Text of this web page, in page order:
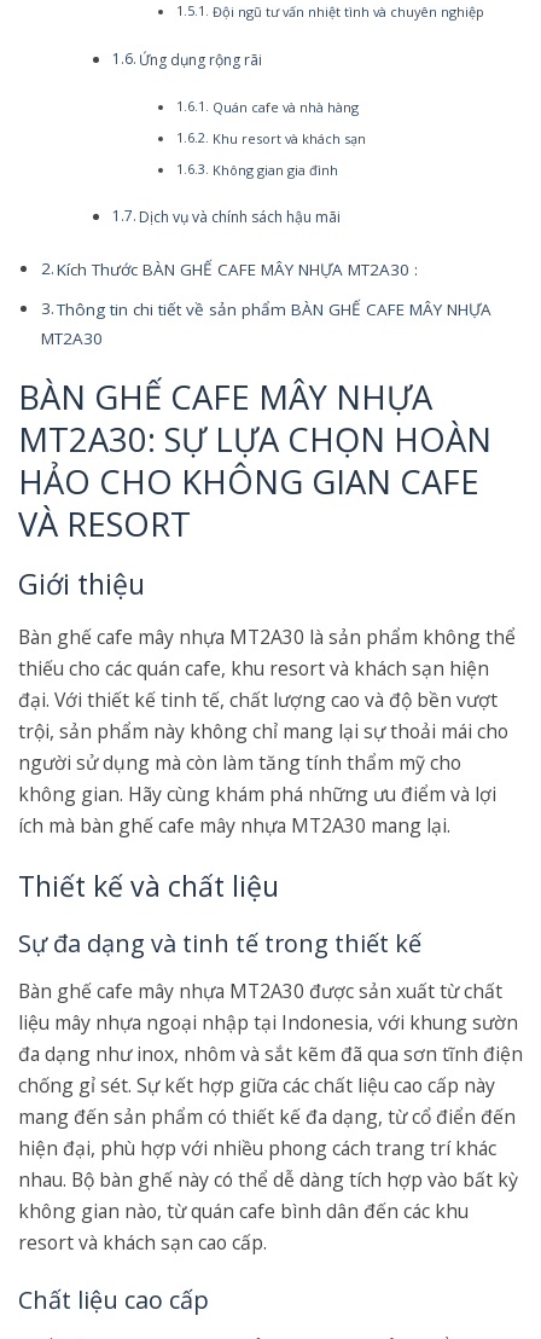
Đội ngũ tư vấn nhiệt tình và chuyên nghiệp
Ứng dụng rộng rãi
Quán cafe và nhà hàng
Khu resort và khách sạn
Không gian gia đình
Dịch vụ và chính sách hậu mãi
Kích Thước BÀN GHẾ CAFE MÂY NHỰA MT2A30 :
Thông tin chi tiết về sản phẩm BÀN GHẾ CAFE MÂY NHỰA
MT2A30
BÀN GHẾ CAFE MÂY NHỰA
MT2A30: SỰ LỰA CHỌN HOÀN
HẢO CHO KHÔNG GIAN CAFE
VÀ RESORT
Giới thiệu
Bàn ghế cafe mây nhựa MT2A30 là sản phẩm không thể
thiếu cho các quán cafe, khu resort và khách sạn hiện
đại. Với thiết kế tinh tế, chất lượng cao và độ bền vượt
trội, sản phẩm này không chỉ mang lại sự thoải mái cho
người sử dụng mà còn làm tăng tính thẩm mỹ cho
không gian. Hãy cùng khám phá những ưu điểm và lợi
ích mà bàn ghế cafe mây nhựa MT2A30 mang lại.
Thiết kế và chất liệu
Sự đa dạng và tinh tế trong thiết kế
Bàn ghế cafe mây nhựa MT2A30 được sản xuất từ chất
liệu mây nhựa ngoại nhập tại Indonesia, với khung sườn
đa dạng như inox, nhôm và sắt kẽm đã qua sơn tĩnh điện
chống gỉ sét. Sự kết hợp giữa các chất liệu cao cấp này
mang đến sản phẩm có thiết kế đa dạng, từ cổ điển đến
hiện đại, phù hợp với nhiều phong cách trang trí khác
nhau. Bộ bàn ghế này có thể dễ dàng tích hợp vào bất kỳ
không gian nào, từ quán cafe bình dân đến các khu
resort và khách sạn cao cấp.
Chất liệu cao cấp